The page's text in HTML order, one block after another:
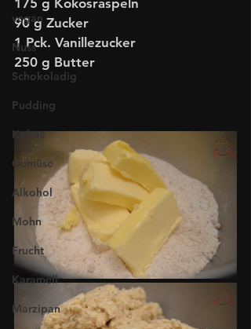
vegan
Nuss
Schokoladig
Pudding
Kokos
Gemüse
Alkohol
Mohn
Frucht
Karamell
Marzipan
175 g Kokosraspeln
90 g Zucker
1 Pck. Vanillezucker
250 g Butter